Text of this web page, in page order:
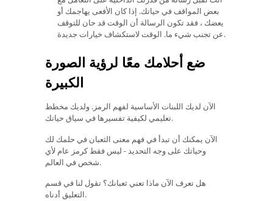
بعض المواقف في حياتك. إذا كان الأفعى يهاجمك أو
يعضك ، فقد تكون الرسالة أن الوقت قد حان للتوقف
عن تجنب شيء ما. الوقت لاستكشاف خيارات جديدة.
ضع أحلامك معًا لرؤية الصورة
الكبيرة
الآن لديك اللبنات الأساسية لفهم الرمز. ولديك مخطط
تعليمي لكيفية تفسيرها في سياق حياتك.
الآن يمكنك أن تبدأ في فهم معنى الثعبان في حلمك لك
وحياتك على وجه التحديد - ليس فقط كرمز عام لأي
شخص في العالم.
هل تعرف الآن ماذا تعني ثعبانك؟ تقول لنا في قسم
التعليق أدناه.